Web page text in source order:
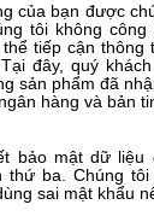
của bạn được
tôi không
tiếp cận thông
đây, quý
sản phẩm đã
hàng và bản
bảo mật dữ liệu
thứ ba. Chúng
sai mật khẩu